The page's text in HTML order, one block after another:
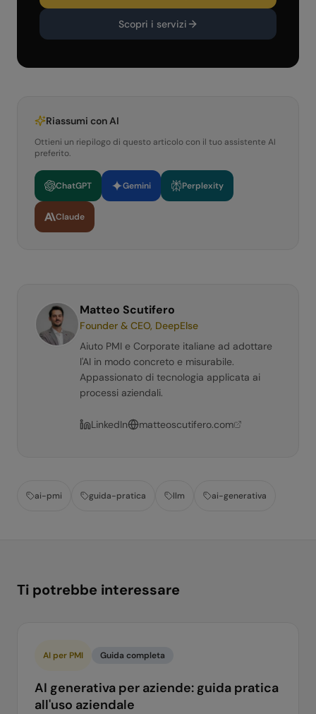
Scopri i servizi
Riassumi con AI
Ottieni un riepilogo di questo articolo con il tuo assistente AI
preferito.
ChatGPT Gemini Perplexity
Claude
Matteo Scutifero
Founder & CEO, DeepElse
Aiuto PMI e Corporate italiane ad adottare
l'AI in modo concreto e misurabile.
Appassionato di tecnologia applicata ai
processi aziendali.
LinkedIn matteoscutifero.com
ai-pmi guida-pratica llm ai-generativa
Ti potrebbe interessare
AI per PMI Guida completa
AI generativa per aziende: guida pratica
all'uso aziendale